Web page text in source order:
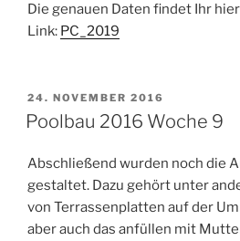
Die genauen Daten findet Ihr
Link: PC_2019
VERÖFFENTLICHT
AM
24. NOVEMBER 2016
Poolbau 2016 Woche 9
Abschließend wurden noch die
gestaltet. Dazu gehört unter
von Terrassenplatten auf der
aber auch das anfüllen mit